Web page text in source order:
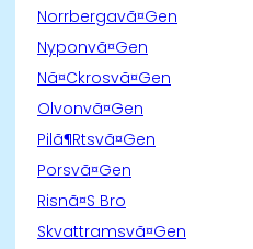
Norrbergavã¤Gen
Nyponvã¤Gen
Nã¤Ckrosvã¤Gen
Olvonvã¤Gen
Pilã¶Rtsvã¤Gen
Porsvã¤Gen
Risnã¤S Bro
Skvattramsvã¤Gen